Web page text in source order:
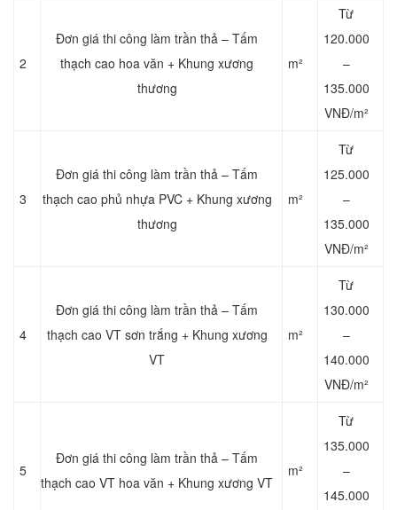
2
Đơn giá thi công làm trần thả – Tấm
thạch cao hoa văn + Khung xương
thương
m²
Từ
120.000
–
135.000
VNĐ/m²
3
Đơn giá thi công làm trần thả – Tấm
thạch cao phủ nhựa PVC + Khung xương
thương
m²
Từ
125.000
–
135.000
VNĐ/m²
4
Đơn giá thi công làm trần thả – Tấm
thạch cao VT sơn trắng + Khung xương
VT
m²
Từ
130.000
–
140.000
VNĐ/m²
5
Đơn giá thi công làm trần thả – Tấm
thạch cao VT hoa văn + Khung xương VT
m²
Từ
135.000
–
145.000